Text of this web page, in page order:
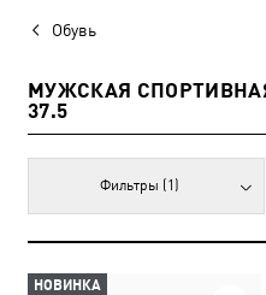
Обувь
МУЖСКАЯ
37.5
Фильтры (1)
НОВИНКА